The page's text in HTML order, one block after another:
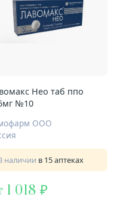
Нео таб ппо
№10
ООО
наличии в 15 аптеках
1 018